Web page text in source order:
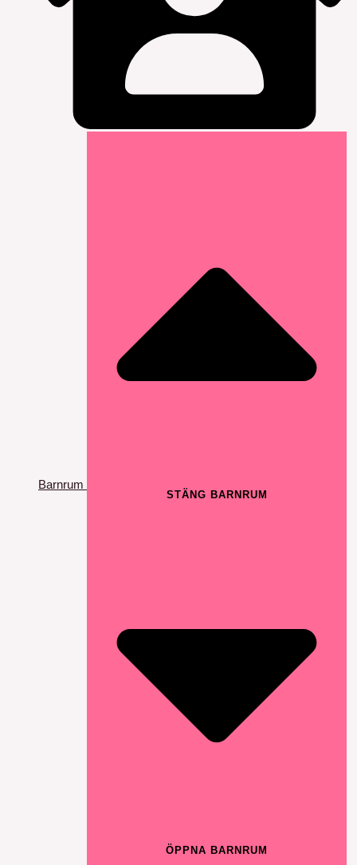
Barnrum
STÄNG BARNRUM
ÖPPNA BARNRUM